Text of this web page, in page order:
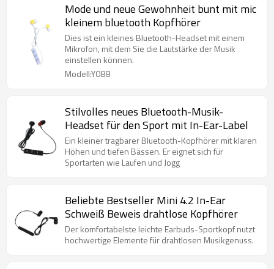
Mode und neue Gewohnheit bunt mit mic
kleinem bluetooth Kopfhörer
Dies ist ein kleines Bluetooth-Headset mit einem
Mikrofon, mit dem Sie die Lautstärke der Musik
einstellen können.
Modell:Y088
Stilvolles neues Bluetooth-Musik-
Headset für den Sport mit In-Ear-Label
Ein kleiner tragbarer Bluetooth-Kopfhörer mit klaren
Höhen und tiefen Bässen. Er eignet sich für
Sportarten wie Laufen und Jogg
Beliebte Bestseller Mini 4.2 In-Ear
Schweiß Beweis drahtlose Kopfhörer
Der komfortabelste leichte Earbuds-Sportkopf nutzt
hochwertige Elemente für drahtlosen Musikgenuss.